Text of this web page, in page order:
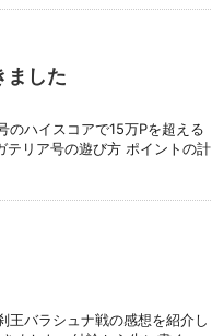
ました
のハイスコアで15万Pを超える
リア号の遊び方 ポイントの計
王バラシュナ戦の感想を紹介し